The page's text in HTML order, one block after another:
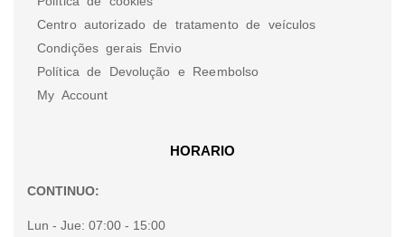
Centro autorizado de tratamento de veículos
Condições gerais Envio
Política de Devolução e Reembolso
My Account
HORARIO
CONTINUO:
Lun - Jue: 07:00 - 15:00